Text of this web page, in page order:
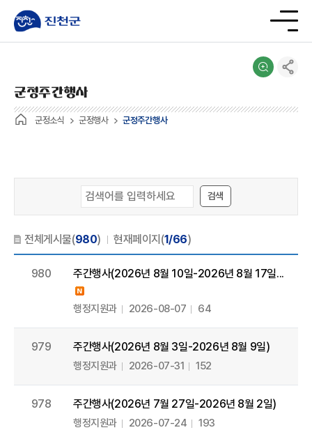
군정소식 군정행사 군정주간행사
군정주간행사
검색
전체게시물(980) 현재페이지(1/66)
980 주간행사(2026년 8월 10일-2026년 8월 17일...
행정지원과 2026-08-07 64
979 주간행사(2026년 8월 3일-2026년 8월 9일)
행정지원과 2026-07-31 152
978 주간행사(2026년 7월 27일-2026년 8월 2일)
행정지원과 2026-07-24 193